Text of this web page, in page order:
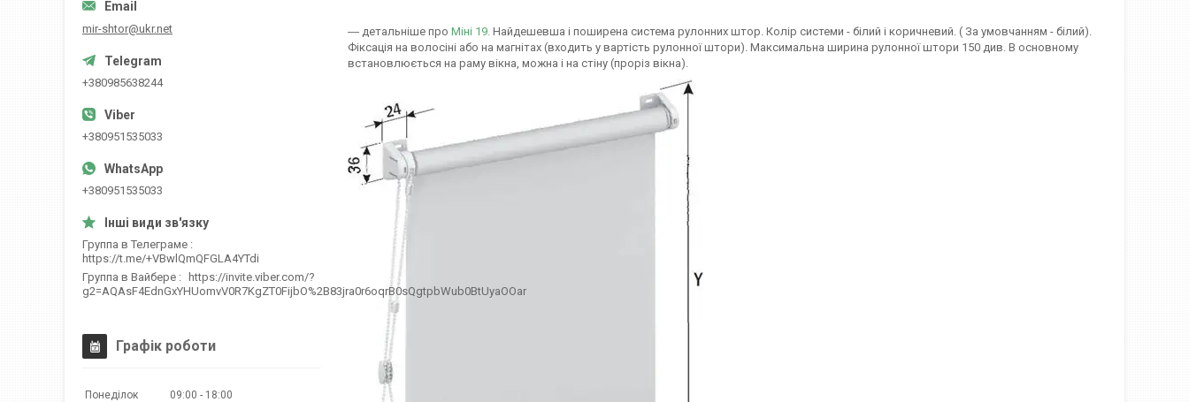
― детальніше про Міні 19. Найдешевша і поширена система рулонних штор. Колір системи - білий і коричневий. ( За умовчанням - білий).
Фіксація на волосіні або на магнітах (входить у вартість рулонної штори). Максимальна ширина рулонної штори 150 див. В основному
встановлюється на раму вікна, можна і на стіну (проріз вікна).
mir-shtor@ukr.net
+380985638244
+380951535033
+380951535033
Группа в Телеграме
https://t.me/+VBwlQmQFGLA4YTdi
Группа в Вайбере
https://invite.viber.com/?
g2=AQAsF4EdnGxYHUomvV0R7KgZT0FijbO%2B83jra0r6oqrB0sQgtpbWub0BtUyaOOar
Графік роботи
Понеділок 09:00
18:00